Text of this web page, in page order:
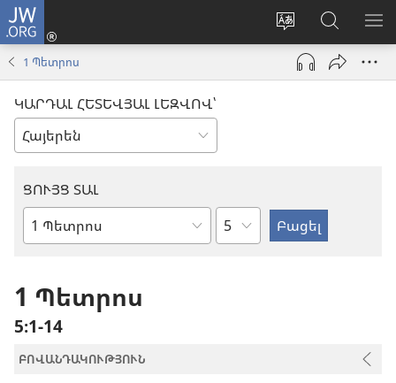
JW.ORG
Փոխել
կայքի
լեզուն
Մուտքագրվել
(բացվումՈրոնում
JW.ORG
կայքում
1 Պետրոս
ԿԱՐԴԱԼ ՀԵՏԵՎՅԱԼ ԼԵԶՎՈՎ՝
ՑՈՒՅՑ ՏԱԼ
Աստվածաշնչյան
Ըստ
գլուխների
1 Պետրոս
5։1-14
ԲՈՎԱՆԴԱԿՈՒԹՅՈՒՆ